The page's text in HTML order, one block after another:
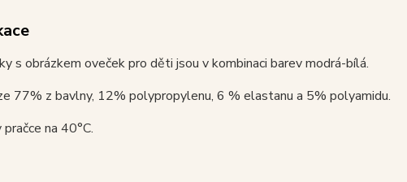
s obrázkem oveček pro děti jsou v kombinaci barev modrá-bílá.
77% z bavlny, 12% polypropylenu, 6 % elastanu a 5% polyamidu.
na 40°C.